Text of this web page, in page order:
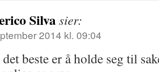
Silvasier:
2014 kl. 09:04
beste er å holde seg til